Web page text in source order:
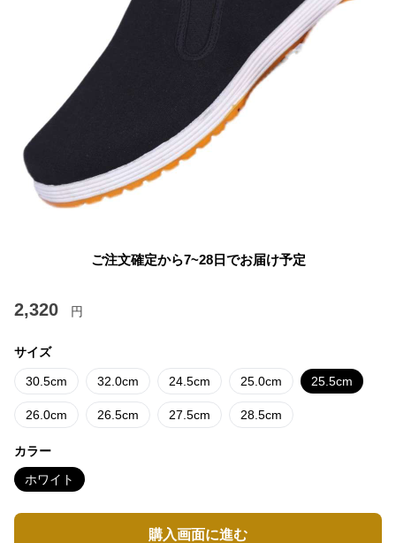
ご注文確定から7~28日でお届け予定
2,320 円
サイズ
30.5cm 32.0cm 24.5cm 25.0cm 25.5cm
26.0cm 26.5cm 27.5cm 28.5cm
カラー
ホワイト
購入画面に進む